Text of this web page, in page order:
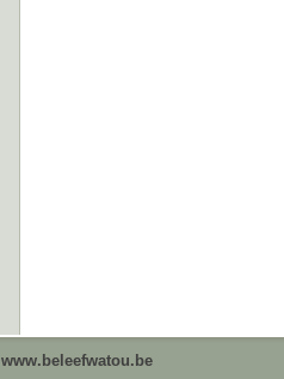
www.beleefwatou.be